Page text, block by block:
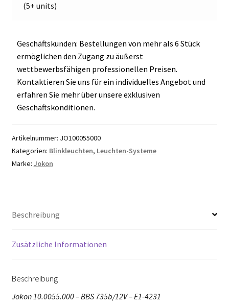
(5+ units)
Geschäftskunden: Bestellungen von mehr als 6 Stück
ermöglichen den Zugang zu äußerst
wettbewerbsfähigen professionellen Preisen.
Kontaktieren Sie uns für ein individuelles Angebot und
erfahren Sie mehr über unsere exklusiven
Geschäftskonditionen.
Artikelnummer: JO100055000
Kategorien: Blinkleuchten, Leuchten-Systeme
Marke: Jokon
Beschreibung
Zusätzliche Informationen
Beschreibung
Jokon 10.0055.000 – BBS 735b/12V – E1-4231